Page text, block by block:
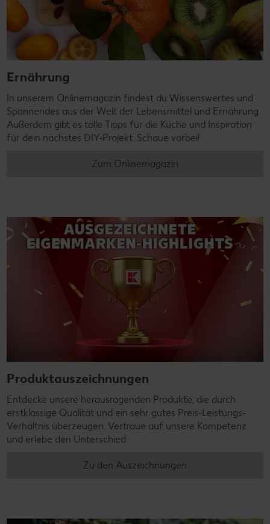
Ernährung
In unserem Onlinemagazin findest du Wissenswertes und
Spannendes aus der Welt der Lebensmittel und Ernährung.
Außerdem gibt es tolle Tipps für die Küche und Inspiration
für dein nächstes DIY-Projekt. Schaue vorbei!
Zum Onlinemagazin
Produktauszeichnungen
Entdecke unsere herausragenden Produkte, die durch
erstklassige Qualität und ein sehr gutes Preis-Leistungs-
Verhältnis überzeugen. Vertraue auf unsere Kompetenz
und erlebe den Unterschied.
Zu den Auszeichnungen